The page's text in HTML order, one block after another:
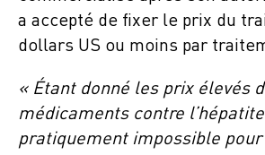
a accepté de fixer le prix du
dollars US ou moins par
« Étant donné les prix élevés
médicaments contre
pratiquement impossible pour